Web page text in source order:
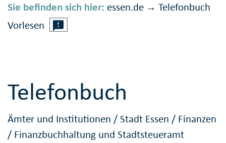
Sie befinden sich hier: essen.de → Telefonbuch
Vorlesen
Telefonbuch
Ämter und Institutionen /Stadt Essen / Finanzen
/ Finanzbuchhaltung und Stadtsteueramt